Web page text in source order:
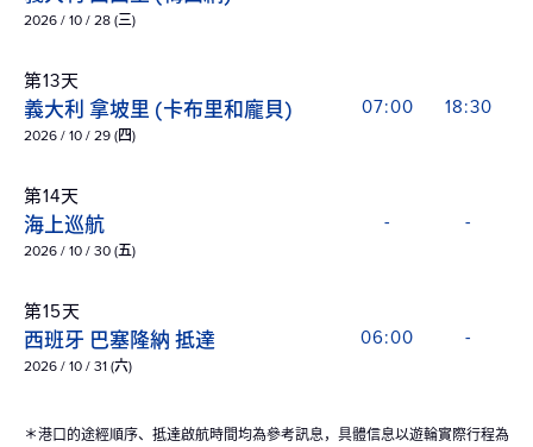
2026 / 10 / 28 (三)
第13天
義大利 拿坡里 (卡布里和龐貝)
2026 / 10 / 29 (四)
07:00 18:30
第14天
海上巡航
2026 / 10 / 30 (五)
- -
第15天
西班牙 巴塞隆納 抵達
2026 / 10 / 31 (六)
06:00 -
＊港口的途經順序、抵達啟航時間均為參考訊息，具體信息以遊輪實際行程為